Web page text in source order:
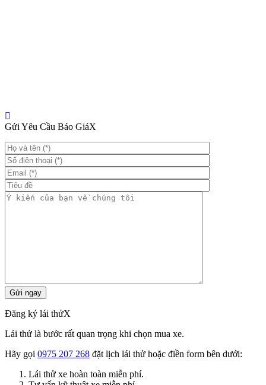
Gửi Yêu Cầu Báo GiáX
Đăng ký lái thửX
Lái thử là bước rất quan trọng khi chọn mua xe.
Hãy gọi 0975 207 268 đặt lịch lái thử hoặc điền form bên dưới:
Lái thử xe hoàn toàn miễn phí.